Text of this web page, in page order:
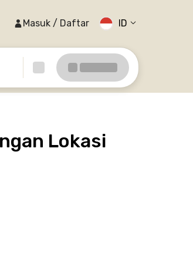
Masuk / Daftar ID
Lokasi